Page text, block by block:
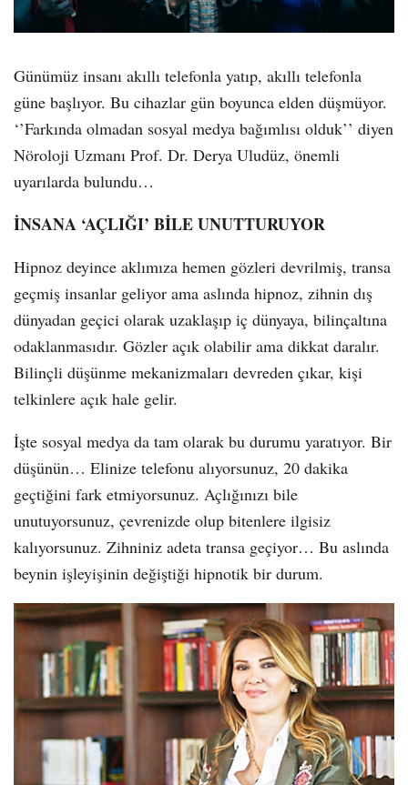
Günümüz insanı akıllı telefonla yatıp, akıllı telefonla
güne başlıyor. Bu cihazlar gün boyunca elden düşmüyor.
‘’Farkında olmadan sosyal medya bağımlısı olduk’’ diyen
Nöroloji Uzmanı Prof. Dr. Derya Uludüz, önemli
uyarılarda bulundu…
İNSANA ‘AÇLIĞI’ BİLE UNUTTURUYOR
Hipnoz deyince aklımıza hemen gözleri devrilmiş, transa
geçmiş insanlar geliyor ama aslında hipnoz, zihnin dış
dünyadan geçici olarak uzaklaşıp iç dünyaya, bilinçaltına
odaklanmasıdır. Gözler açık olabilir ama dikkat daralır.
Bilinçli düşünme mekanizmaları devreden çıkar, kişi
telkinlere açık hale gelir.
İşte sosyal medya da tam olarak bu durumu yaratıyor. Bir
düşünün… Elinize telefonu alıyorsunuz, 20 dakika
geçtiğini fark etmiyorsunuz. Açlığınızı bile
unutuyorsunuz, çevrenizde olup bitenlere ilgisiz
kalıyorsunuz. Zihniniz adeta transa geçiyor… Bu aslında
beynin işleyişinin değiştiği hipnotik bir durum.